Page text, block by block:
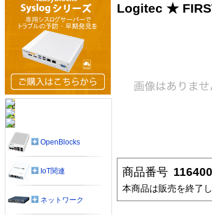
Logitec ★
商品番号
本商品は販売を終了
OpenBlocks
IoT関連
ネットワーク